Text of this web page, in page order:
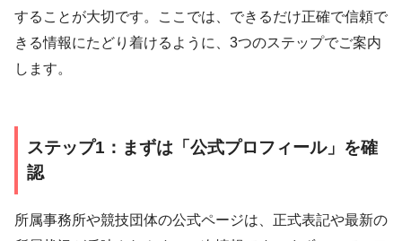
することが大切です。ここでは、できるだけ正確で信頼で
きる情報にたどり着けるように、3つのステップでご案内
します。
ステップ1：まずは「公式プロフィール」を確
認
所属事務所や競技団体の公式ページは、正式表記や最新の